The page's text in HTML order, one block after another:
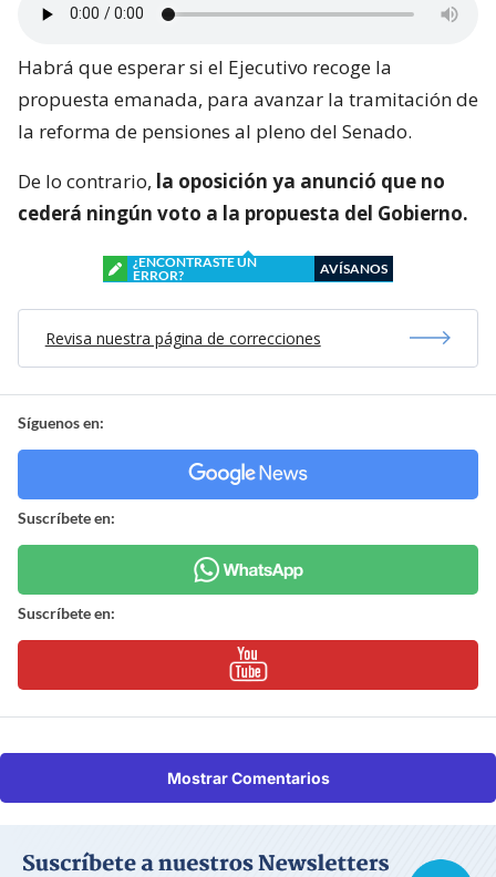
Habrá que esperar si el Ejecutivo recoge la
propuesta emanada, para avanzar la tramitación de
la reforma de pensiones al pleno del Senado.
De lo contrario, la oposición ya anunció que no
cederá ningún voto a la propuesta del Gobierno.
¿ENCONTRASTE UN
ERROR?
AVÍSANOS
Revisa nuestra página de correcciones
Síguenos en:
Suscríbete en:
Suscríbete en:
Mostrar Comentarios